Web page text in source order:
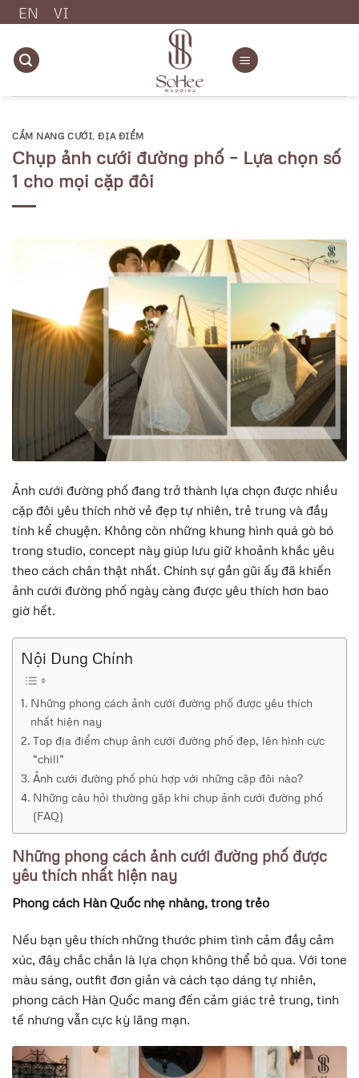
Chuyển
đến
nội
dung
EN VI
CẨM NANG CƯỚI,ĐỊA ĐIỂM
Chụp ảnh cưới đường phố – Lựa chọn số
1 cho mọi cặp đôi
Ảnh cưới đường phố đang trở thành lựa chọn được nhiều
cặp đôi yêu thích nhờ vẻ đẹp tự nhiên, trẻ trung và đầy
tính kể chuyện. Không còn những khung hình quá gò bó
trong studio, concept này giúp lưu giữ khoảnh khắc yêu
theo cách chân thật nhất. Chính sự gần gũi ấy đã khiến
ảnh cưới đường phố ngày càng được yêu thích hơn bao
giờ hết.
Nội Dung Chính
Những phong cách ảnh cưới đường phố được yêu thích
nhất hiện nay
Top địa điểm chụp ảnh cưới đường phố đẹp, lên hình cực
“chill”
Ảnh cưới đường phố phù hợp với những cặp đôi nào?
Những câu hỏi thường gặp khi chụp ảnh cưới đường phố
(FAQ)
Những phong cách ảnh cưới đường phố được
yêu thích nhất hiện nay
Phong cách Hàn Quốc nhẹ nhàng, trong trẻo
Nếu bạn yêu thích những thước phim tình cảm đầy cảm
xúc, đây chắc chắn là lựa chọn không thể bỏ qua. Với tone
màu sáng, outfit đơn giản và cách tạo dáng tự nhiên,
phong cách Hàn Quốc mang đến cảm giác trẻ trung, tinh
tế nhưng vẫn cực kỳ lãng mạn.